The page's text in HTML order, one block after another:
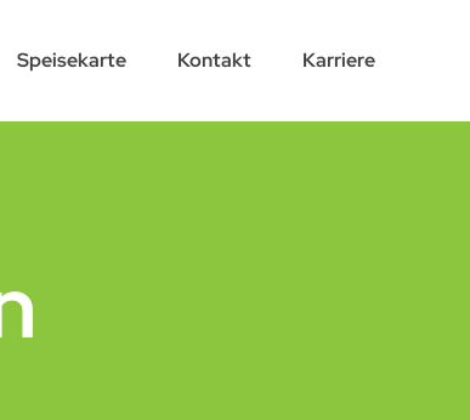
Speisekarte Kontakt Karriere